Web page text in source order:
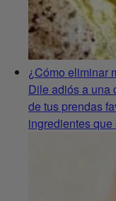
¿Cómo eliminar
Dile adiós a una
de tus prendas
ingredientes